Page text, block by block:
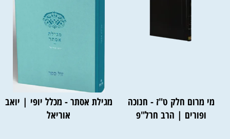
מי מרום חלק ט"ז - חנוכה
ופורים | הרב חרל"פ
מגילת אסתר - מכלל יופי | יואב
אוריאל